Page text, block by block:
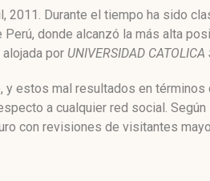
Durante el tiempo ha sido
donde alcanzó la más alta
alojada por UNIVERSIDAD
estos mal resultados en
a cualquier red social.
con revisiones de visitantes